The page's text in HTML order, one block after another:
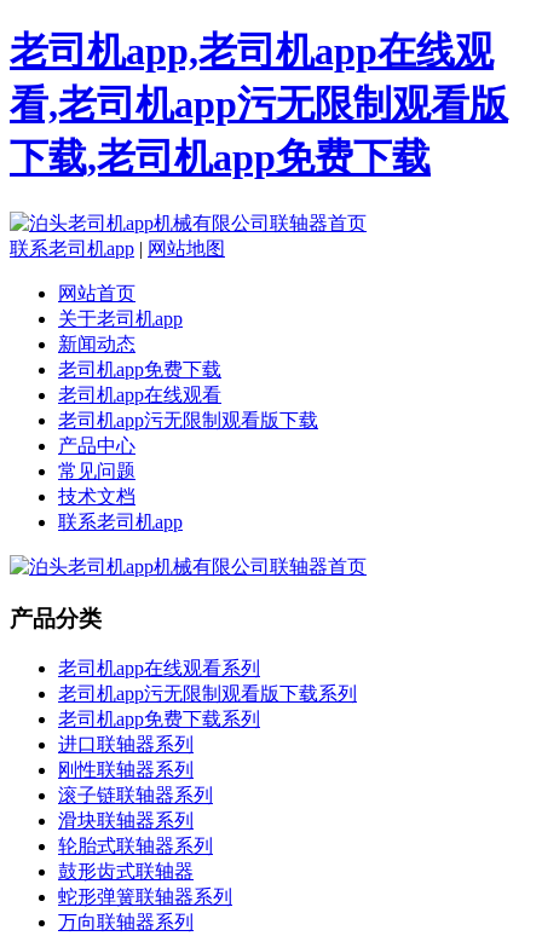
老司机app,老司机app在线观
看,老司机app污无限制观看版
下载,老司机app免费下载
联系老司机app | 网站地图
网站首页
关于老司机app
新闻动态
老司机app免费下载
老司机app在线观看
老司机app污无限制观看版下载
产品中心
常见问题
技术文档
联系老司机app
产品分类
老司机app在线观看系列
老司机app污无限制观看版下载系列
老司机app免费下载系列
进口联轴器系列
刚性联轴器系列
滚子链联轴器系列
滑块联轴器系列
轮胎式联轴器系列
鼓形齿式联轴器
蛇形弹簧联轴器系列
万向联轴器系列